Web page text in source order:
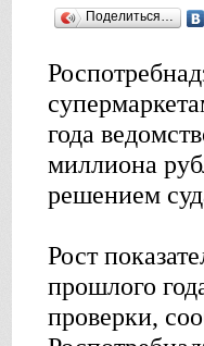
Поделиться…
года
миллиона
решением
Рост
прошлого
проверки,